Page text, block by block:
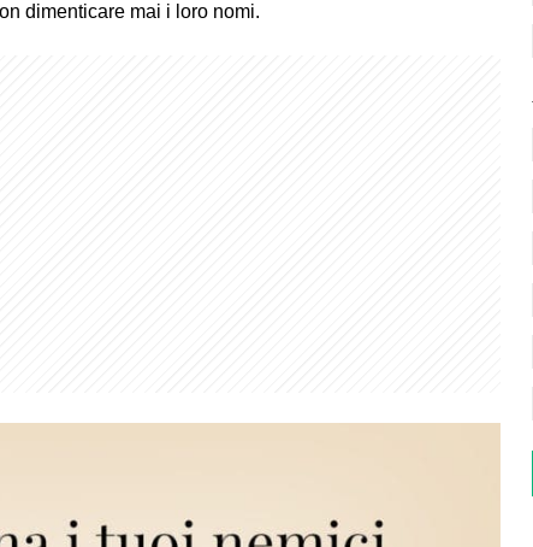
dimenticare mai i loro nomi.